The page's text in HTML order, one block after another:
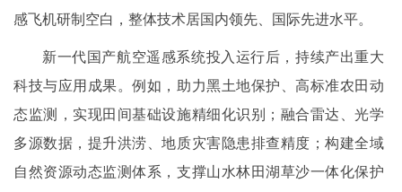
感飞机研制空白，整体技术居国内领先、国际先进水平。
新一代国产航空遥感系统投入运行后，持续产出重大
科技与应用成果。例如，助力黑土地保护、高标准农田动
态监测，实现田间基础设施精细化识别；融合雷达、光学
多源数据，提升洪涝、地质灾害隐患排查精度；构建全域
自然资源动态监测体系，支撑山水林田湖草沙一体化保护